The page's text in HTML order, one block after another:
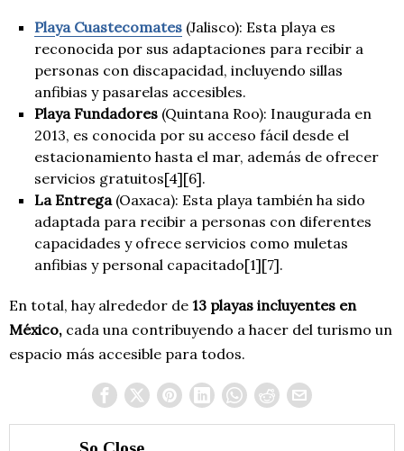
Playa Cuastecomates (Jalisco): Esta playa es
reconocida por sus adaptaciones para recibir a
personas con discapacidad, incluyendo sillas
anfibias y pasarelas accesibles.
Playa Fundadores (Quintana Roo): Inaugurada en
2013, es conocida por su acceso fácil desde el
estacionamiento hasta el mar, además de ofrecer
servicios gratuitos[4][6].
La Entrega(Oaxaca): Esta playa también ha sido
adaptada para recibir a personas con diferentes
capacidades y ofrece servicios como muletas
anfibias y personal capacitado[1][7].
En total, hay alrededor de 13 playas incluyentes en
México, cada una contribuyendo a hacer del turismo un
espacio más accesible para todos.